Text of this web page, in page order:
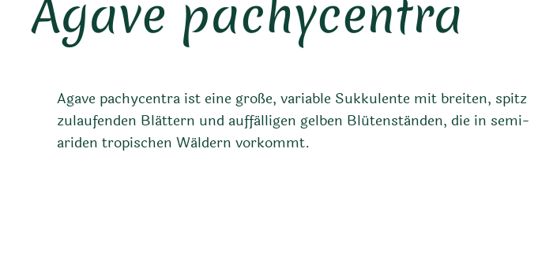
Agave pachycentra
Agave pachycentra ist eine große, variable Sukkulente mit breiten, spitz
zulaufenden Blättern und auffälligen gelben Blütenständen, die in semi-
ariden tropischen Wäldern vorkommt.